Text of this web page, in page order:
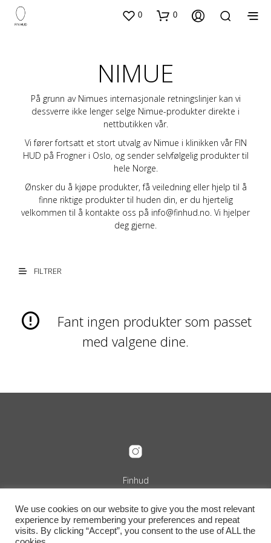
0 0
NIMUE
På grunn av Nimues internasjonale retningslinjer kan vi
dessverre ikke lenger selge Nimue-produkter direkte i
nettbutikken vår.
Vi fører fortsatt et stort utvalg av Nimue i klinikken vår FIN
HUD på Frogner i Oslo, og sender selvfølgelig produkter til
hele Norge.
Ønsker du å kjøpe produkter, få veiledning eller hjelp til å
finne riktige produkter til huden din, er du hjertelig
velkommen til å kontakte oss på info@finhud.no. Vi hjelper
deg gjerne.
FILTRER
Fant ingen produkter som passet
med valgene dine.
Finhud
Org.nr. 989 240 889
+47 916 29 322
info@finhud.no
Niels Juels Gate 25, 0257 Oslo
We use cookies on our website to give you the most relevant
experience by remembering your preferences and repeat
visits. By clicking “Accept”, you consent to the use of ALL the